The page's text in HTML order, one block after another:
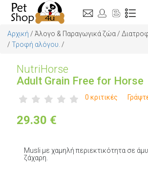
Αρχική / Άλογο & Παραγωγικά ζώα /
/ Τροφή αλόγου. /
NutriHorse
Adult Grain Free for Horse
0 κριτικές
29.30 €
Musli με χαμηλή περιεκτικότητα σε
ζάχαρη.